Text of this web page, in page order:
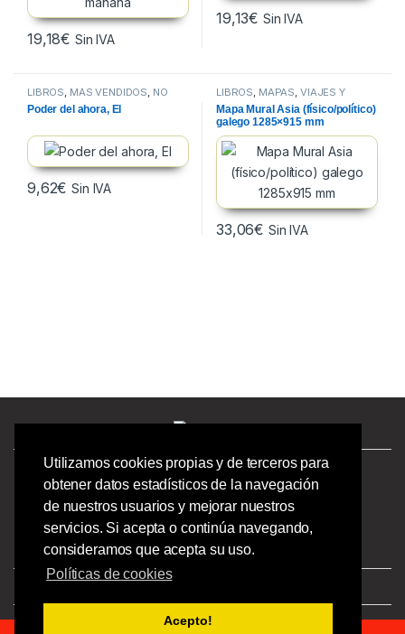
Utilizamos cookies propias y de terceros para
obtener datos estadísticos de la navegación
de nuestros usuarios y mejorar nuestros
servicios. Si acepta o continúa navegando,
consideramos que acepta su uso.
Políticas de cookies
Acepto!
19,18€ Sin IVA
19,13€ Sin IVA
LIBROS, MÁS VENDIDOS, NO
FICCION
Poder del ahora, El
9,62€ Sin IVA
LIBROS, MAPAS, VIAJES Y
MAPAS
Mapa Mural Asia (físico/político)
galego 1285×915 mm
33,06€ Sin IVA
¿Tienes preguntas? ¡Llámanos!
986244723 |
Calle Barcelona 41,
Bajo Izquierdo,
Vigo - Pontevedra.